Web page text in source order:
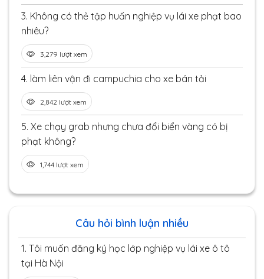
3. Không có thẻ tập huấn nghiệp vụ lái xe phạt bao
nhiêu?
3,279 lượt xem
4. làm liên vận đi campuchia cho xe bán tải
2,842 lượt xem
5. Xe chạy grab nhưng chưa đổi biển vàng có bị
phạt không?
1,744 lượt xem
Câu hỏi bình luận nhiều
1. Tôi muốn đăng ký học lớp nghiệp vụ lái xe ô tô
tại Hà Nội